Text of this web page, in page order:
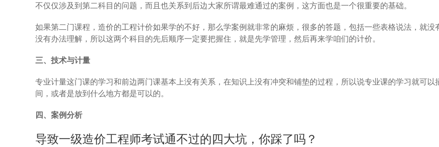
美
习
顺
可
让
你
事
功
不仅仅涉及到第二科目的问题，而且也关系到后边大家所谓最难通过的案例，这方面也是一个很重要的基础。
如果第二门课程，造价的工程计价如果学的不好，那么学案例就非常的麻烦，很多的答题，包括一些表格说法，就没
没有办法理解，所以这两个科目的先后顺序一定要把握住，就是先学管理，然后再来学咱们的计价。
三、技术与计量
专业计量这门课的学习和前边两门课基本上没有关系，在知识上没有冲突和铺垫的过程，所以说专业课的学习就可以
间，或者是放到什么地方都是可以的。
四、案例分析
导致一级造价工程师考试通不过的四大坑，你踩了吗？